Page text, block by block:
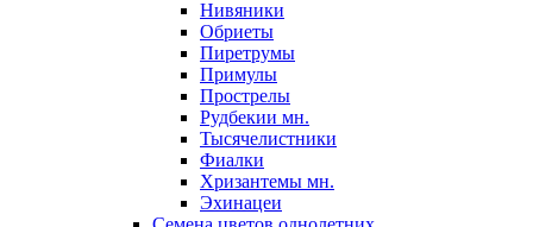
Нивяники
Обриеты
Пиретрумы
Примулы
Прострелы
Рудбекии мн.
Тысячелистники
Фиалки
Хризантемы мн.
Эхинацеи